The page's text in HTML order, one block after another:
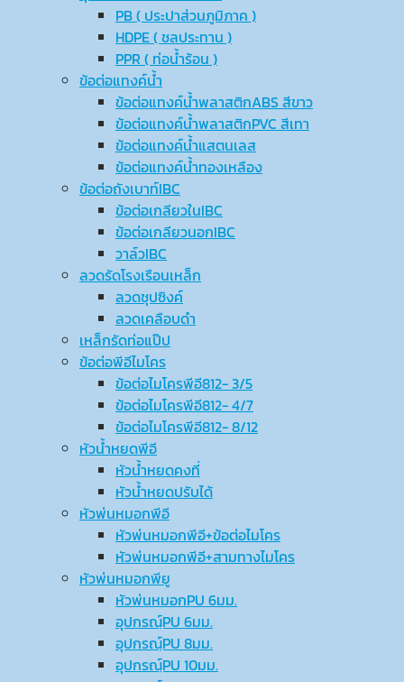
PB ( ประปาส่วนภูมิภาค )
HDPE ( ชลประทาน )
PPR ( ท่อน้ำร้อน )
ข้อต่อแทงค์น้ำ
ข้อต่อแทงค์น้ำพลาสติกABS สีขาว
ข้อต่อแทงค์น้ำพลาสติกPVC สีเทา
ข้อต่อแทงค์น้ำแสตนเลส
ข้อต่อแทงค์น้ำทองเหลือง
ข้อต่อถังเบาท์IBC
ข้อต่อเกลียวในIBC
ข้อต่อเกลียวนอกIBC
วาล์วIBC
ลวดรัดโรงเรือนเหล็ก
ลวดชุปซิงค์
ลวดเคลือบดำ
เหล็กรัดท่อแป๊ป
ข้อต่อพีอีไมโคร
ข้อต่อไมโครพีอี812- 3/5
ข้อต่อไมโครพีอี812- 4/7
ข้อต่อไมโครพีอี812- 8/12
หัวน้ำหยดพีอี
หัวน้ำหยดคงที่
หัวน้ำหยดปรับได้
หัวพ่นหมอกพีอี
หัวพ่นหมอกพีอี+ข้อต่อไมโคร
หัวพ่นหมอกพีอี+สามทางไมโคร
หัวพ่นหมอกพียู
หัวพ่นหมอกPU 6มม.
อุปกรณ์ฺPU 6มม.
อุปกรณ์ฺPU 8มม.
อุปกรณ์ฺPU 10มม.